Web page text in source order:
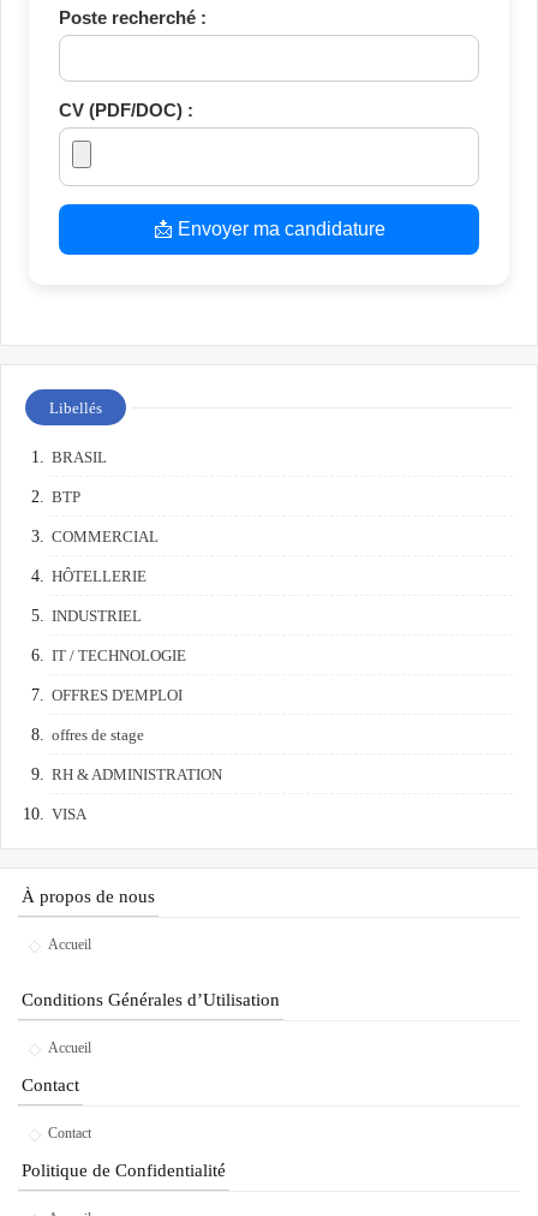
Poste recherché :
CV (PDF/DOC) :
📩 Envoyer ma candidature
Libellés
BRASIL
BTP
COMMERCIAL
HÔTELLERIE
INDUSTRIEL
IT / TECHNOLOGIE
OFFRES D'EMPLOI
offres de stage
RH & ADMINISTRATION
VISA
À propos de nous
Accueil
Conditions Générales d’Utilisation
Accueil
Contact
Contact
Politique de Confidentialité